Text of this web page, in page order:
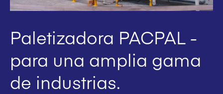
Paletizadora PACPAL -
para una amplia gama
de industrias.